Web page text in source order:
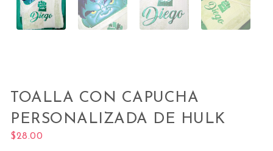
TOALLA CON CAPUCHA
PERSONALIZADA DE HULK
$28.00